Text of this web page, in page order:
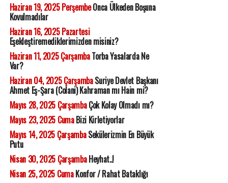
Haziran 19, 2025 PerşembeOnca Ülkeden Boşuna
Kovulmadılar
Haziran 16, 2025 Pazartesi
Eşekleştiremediklerimizden misiniz?
Haziran 11, 2025 ÇarşambaTorba Yasalarda Ne
Var?
Haziran 04, 2025 ÇarşambaSuriye Devlet Başkanı
Ahmet Eş-Şara (Colani) Kahraman mı Hain mi?
Mayıs 28, 2025 ÇarşambaÇok Kolay Olmadı mı?
Mayıs 23, 2025 CumaBizi Kirletiyorlar
Mayıs 14, 2025 ÇarşambaSekülerizmin En Büyük
Putu
Nisan 30, 2025 ÇarşambaHeyhat..!
Nisan 25, 2025 CumaKonfor / Rahat Bataklığı